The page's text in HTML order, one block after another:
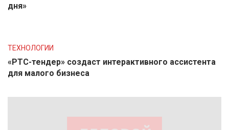
дня»
ТЕХНОЛОГИИ
«РТС-тендер» создаст интерактивного ассистента
для малого бизнеса